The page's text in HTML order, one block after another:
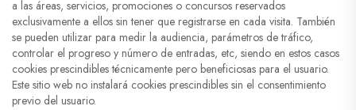
a las áreas, servicios, promociones o concursos reservados
exclusivamente a ellos sin tener que registrarse en cada visita. También
se pueden utilizar para medir la audiencia, parámetros de tráfico,
controlar el progreso y número de entradas, etc, siendo en estos casos
cookies prescindibles técnicamente pero beneficiosas para el usuario.
Este sitio web no instalará cookies prescindibles sin el consentimiento
previo del usuario.